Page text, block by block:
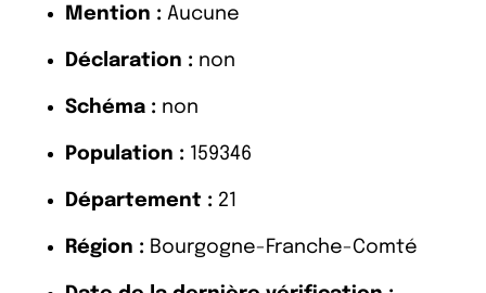
Mention : Aucune
Déclaration : non
Schéma : non
Population : 159346
Département : 21
Région : Bourgogne-Franche-Comté